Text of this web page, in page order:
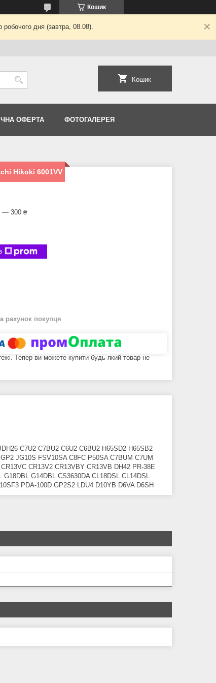
Кошик
робочого дня (завтра, 08.08).
Кошик
ОФЕРТА ФОТОГАЛЕРЕЯ
Hikoki 6001VV
— 300 ₴
рахунок покупця
Тепер ви можете купити будь-який товар не
C7U2 C7BU2 C6U2 C6BU2 H65SD2 H65SB2
JG10S FSV10SA C8FC P50SA C7BUM C7UM
CR13V2 CR13VBY CR13VB DH42 PR-38E
G14DBL CS3630DA CL18DSL CL14DSL
PDA-100D GP2S2 LDU4 D10YB D6VA D6SH